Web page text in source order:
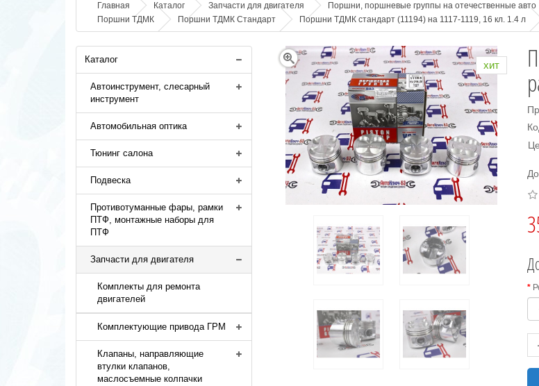
Главная Каталог Запчасти для двигателя Поршни, поршневые группы на отечественные авто
Поршни ТДМК
Поршни ТДМК Стандарт Поршни ТДМК стандарт (11194) на 1117-1119, 16 кл. 1.4 л
Каталог
Автоинструмент, слесарный
инструмент
Автомобильная оптика
Тюнинг салона
Подвеска
Противотуманные фары, рамки
ПТФ, монтажные наборы для
ПТФ
Запчасти для двигателя
Комплекты для ремонта
двигателей
Комплектующие привода ГРМ
Клапаны, направляющие
втулки клапанов,
маслосъемные колпачки
хит